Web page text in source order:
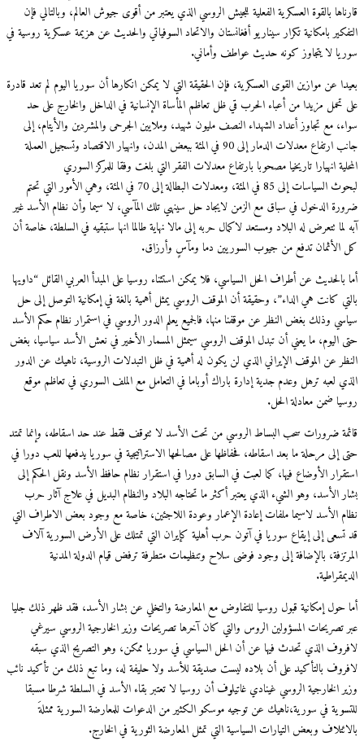
قارناها بالقوة العسكرية الفعلية للجيش الروسي الذي يعتبر من أقوى جيوش العالم، وبالتالي فإن
التفكير بامكانية تكرار سيناريو أفغانستان والاتحاد السوفياتي والحديث عن هزيمة عسكرية روسية في
سوريا لا يتجاوز كونه حديث عواطف وأماني.
بعيدا عن موازين القوى العسكرية، فإن الحقيقة التي لا يمكن انكارها أن سوريا اليوم لم تعد قادرة
على تحمل مزيدا من أعباء الحرب قي ظل تعاظم المأساة الإنسانية في الداخل والخارج على حد
سواء، مع تجاوز أعداد الشهداء النصف مليون شهيد، وملايين الجرحى والمشردين والأيتام، إلى
جانب ارتفاع معدلات الدمار إلى 90 في المئة ببعض المدن، وانهيار الاقتصاد وتسجيل العملة
المحلية انهيارا تاريخيا مصحوبا بارتفاع معدلات الفقر التي بلغت وفقا للمركز السوري
لبحوث السياسات إلى 85 في المئة، ومعدلات البطالة إلى 70 في المئة، وهي الأمور التي تحتم
ضرورة الدخول في سباق مع الزمن لايجاد حل سينهي تلك المآسي، لا سيما وأن نظام الأسد غير
آبه لما تتعرض له البلاد ومستعد لاكمال حربه إلى مالا نهاية طالما انها ستبقيه في السلطة، خاصة أن
كل الأثمان تدفع من جيوب السوريين دما ومآسٍ وأرزاق.
أما بالحديث عن أطراف الحل السياسي، فلا يمكن استثناء روسيا على المبدأ العربي القائل “داويها
بالتي كانت هي الداء”، وحقيقة أن الموقف الروسي يمثل أهمية بالغة في إمكانية التوصل إلى حل
سياسي وذلك بغض النظر عن موقفنا منها، فالجميع يعلم الدور الروسي في استمرار نظام حكم الأسد
حتى اليوم، ما يعني أن تبدل الموقف الروسي سيمثل المسمار الأخير في نعش الأسد سياسيا، بغض
النظر عن الموقف الإيراني الذي لن يكون له أهمية في ظل التبدلات الروسية، ناهيك عن الدور
الذي لعبه ترهل وعدم جدية إدارة باراك أوباما في التعامل مع الملف السوري في تعاظم موقع
روسيا ضمن معادلة الحل.
قائمة ضرورات سحب البساط الروسي من تحت الأسد لا تتوقف فقط عند حد اسقاطه، وإنما تمتد
حتى إلى مرحلة ما بعد اسقاطه، فحفاظها على مصالحها الاستراتيجية في سوريا يدفعها للعب دورا في
استقرار الأوضاع فيها، كما لعبت في السابق دورا في استقرار نظام حافظ الأسد ونقل الحكم إلى
بشار الأسد، وهو الشيء الذي يعتبر أكثر ما تحتاجه البلاد والنظام البديل في علاج آثار حرب
نظام الأسد لاسيما ملفات إعادة الإعمار وعودة اللاجئين، خاصة مع وجود بعض الاطراف التي
قد تسعى إلى إيقاع سوريا في آتون حرب أهلية كإيران التي تمتلك على الأرض السورية آلاف
المرتزفة، بالإضافة إلى وجود فوضى سلاح وتنظيمات متطرفة ترفض قيام الدولة المدنية
الديمقراطية.
أما حول إمكانية قبول روسيا للتفاوض مع المعارضة والتخلي عن بشار الأسد، فقد ظهر ذلك جليا
عبر تصريحات المسؤولين الروس والتي كان آخرها تصريحات وزير الخارجية الروسي سيرغي
لافروف الذي تحدث فيها عن أن الحل السياسي في سوريا ممكن، وهو التصريح الذي سبقه
لافروف بالتأكيد على أن بلاده ليست صديقة للأسد ولا حليفة له، وما تبع ذلك من تأكيد نائب
وزير الخارجية الروسي غينادي غاتيلوف أن روسيا لا تعتبر بقاء الأسد في السلطة شرطا مسبقا
للتسوية في سورية،ناهيك عن توجيه موسكو الكثير من الدعوات للمعارضة السورية ممثلةَ
بالائتلاف وبعض التيارات السياسية التي تمثل المعارضة الثورية في الخارج.